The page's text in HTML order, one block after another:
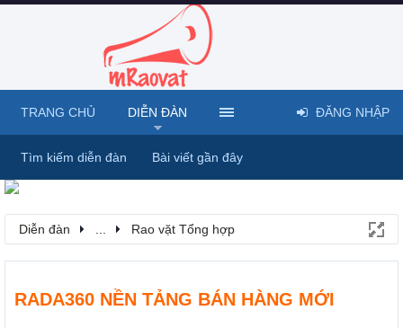
Diễn đàn Rao vặt Tổng hợp
RADA360 NỀN TẢNG BÁN HÀNG MỚI
TRANG CHỦ DIỄN ĐÀN
Tìm kiếm diễn đàn Bài viết gần đây
ĐĂNG NHẬP